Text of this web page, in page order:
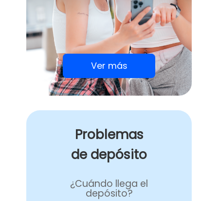
Ver más
Problemas
de depósito
¿Cuándo llega el
depósito?